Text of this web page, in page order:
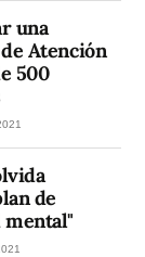
una
Atención
500
de
mental"